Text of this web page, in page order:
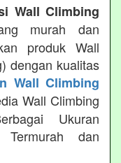
Wall Climbing
murah dan
produk Wall
dengan kualitas
Wall Climbing
Wall Climbing
Ukuran
Termurah dan